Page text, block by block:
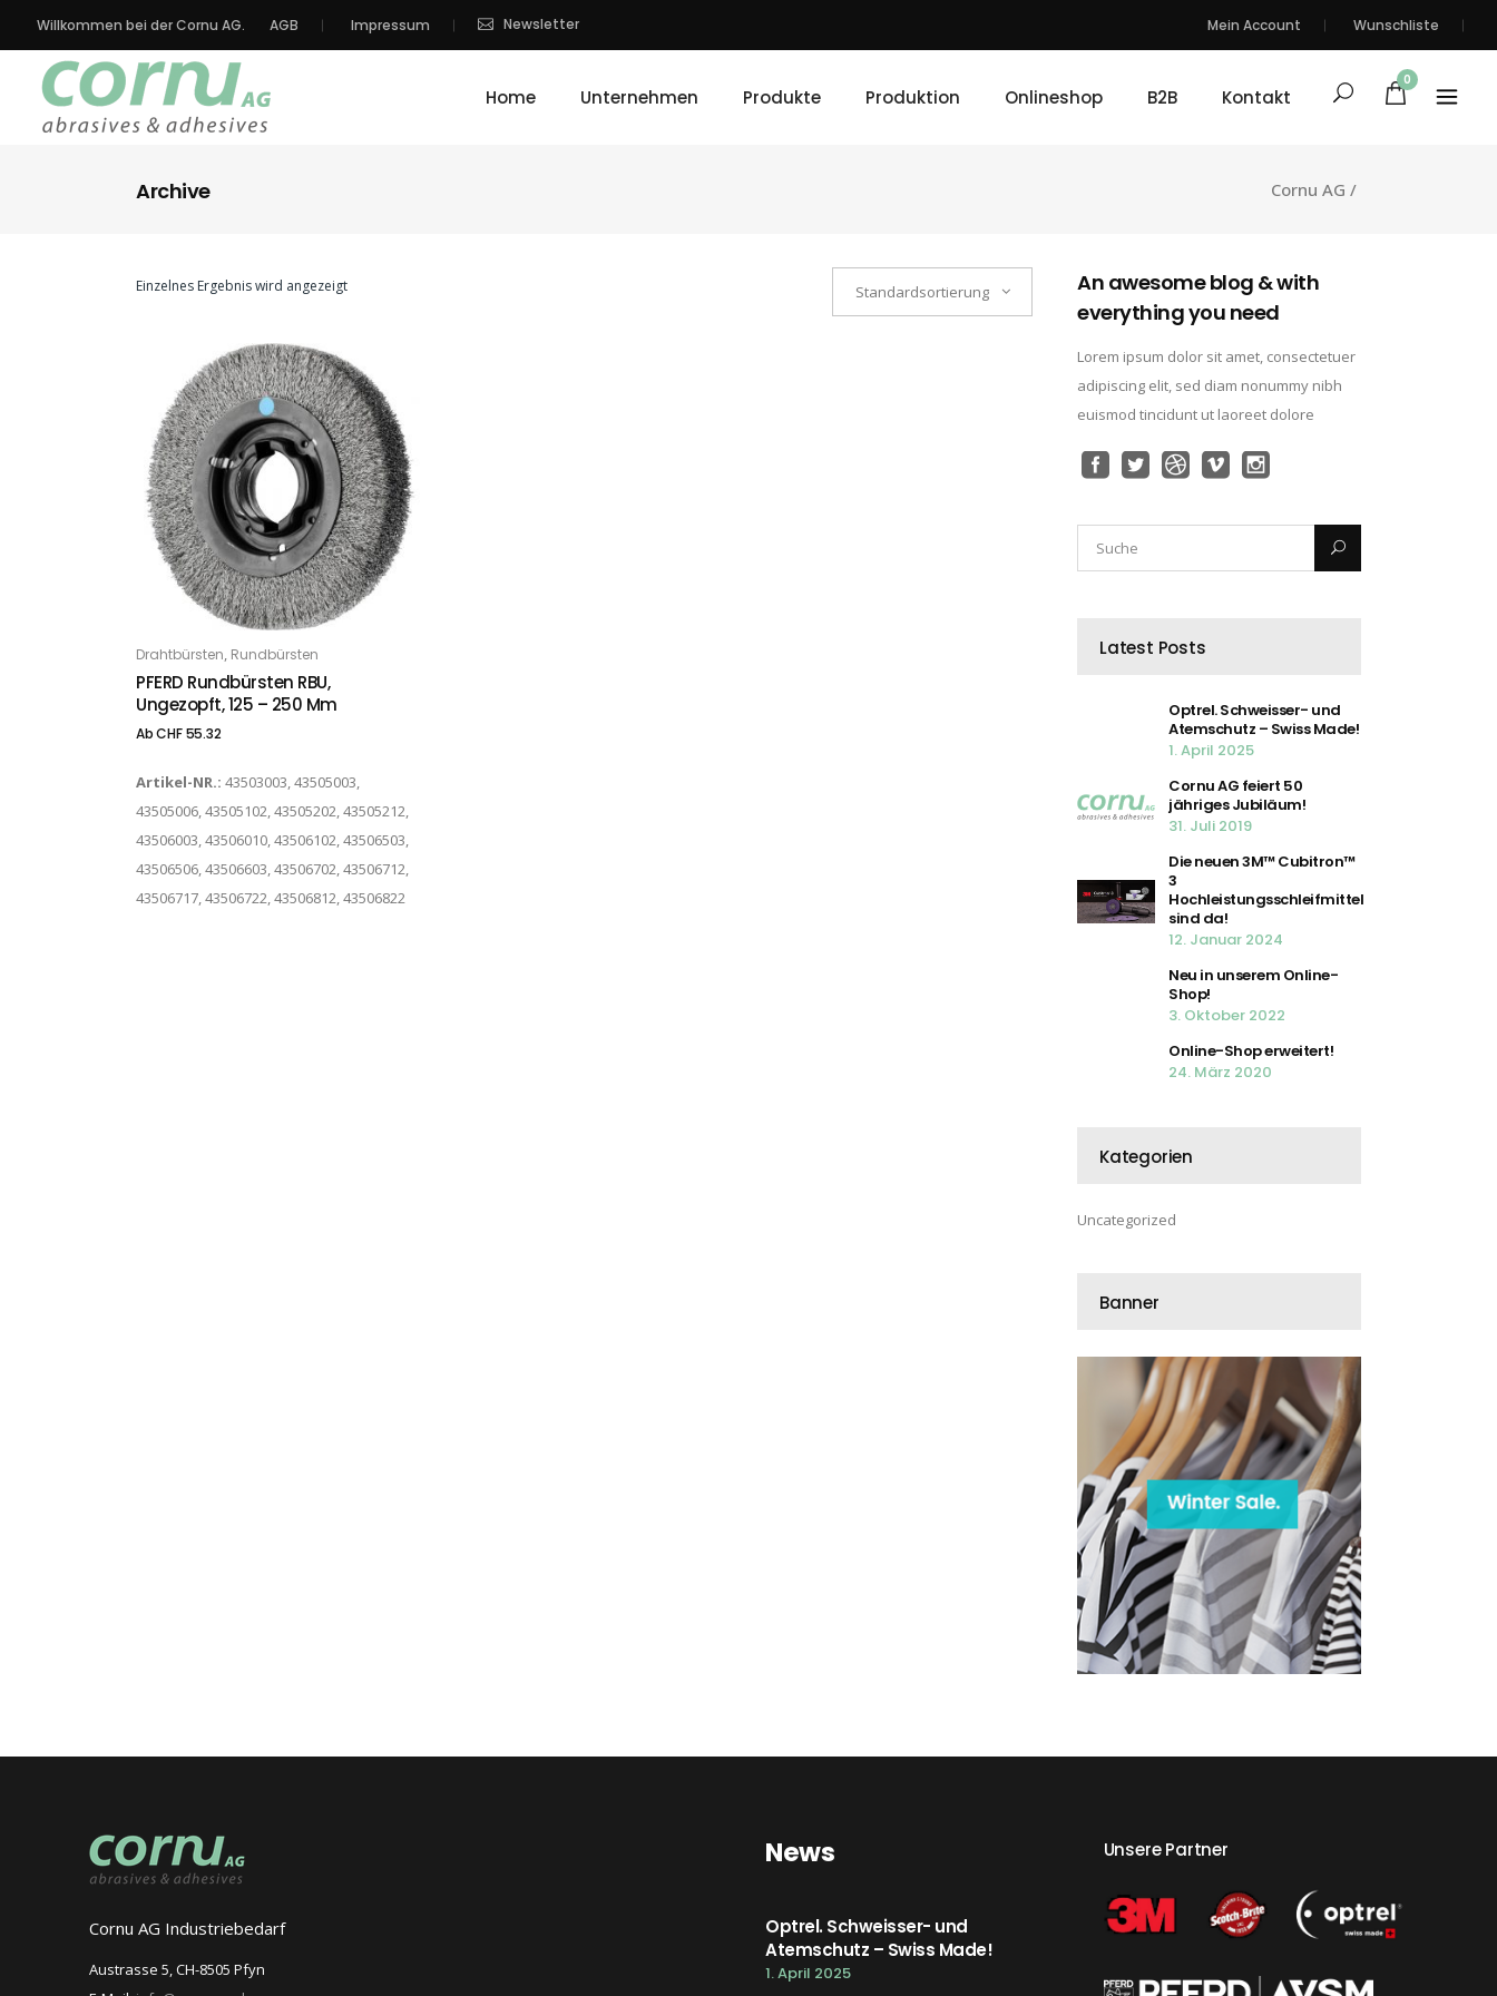
Willkommen bei der Cornu AG. AGB Impressum Newsletter Mein Account Wunschliste
Home Unternehmen Produkte Produktion Onlineshop B2B Kontakt
0
Archive Cornu AG /
Einzelnes Ergebnis wird angezeigt Standardsortierung
OPTIONS
Drahtbürsten Rundbürsten
PFERD Rundbürsten RBU,
Ungezopft, 125 – 250 Mm
AbCHF55.32
Artikel-NR.: 43503003, 43505003,
43505006, 43505102, 43505202, 43505212,
43506003, 43506010, 43506102, 43506503,
43506506, 43506603, 43506702, 43506712,
43506717, 43506722, 43506812, 43506822
An awesome blog & with
everything you need
Lorem ipsum dolor sit amet, consectetuer
adipiscing elit, sed diam nonummy nibh
euismod tincidunt ut laoreet dolore
Latest Posts
Optrel. Schweisser- und
Atemschutz – Swiss Made!
1. April 2025
Cornu AG feiert 50
jähriges Jubiläum!
31. Juli 2019
Die neuen 3M™ Cubitron™
3
Hochleistungsschleifmittel
sind da!
12. Januar 2024
Neu in unserem Online-
Shop!
3. Oktober 2022
Online-Shop erweitert!
24. März 2020
Kategorien
Uncategorized
Banner
Cornu AG Industriebedarf
Austrasse 5, CH-8505 Pfyn
News
Optrel. Schweisser- und
Atemschutz – Swiss Made!
1. April 2025
Unsere Partner